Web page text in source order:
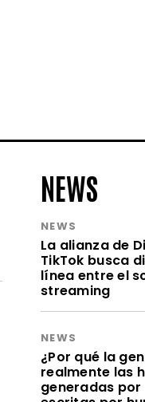
NEWS
NEWS
La alianza de
TikTok busca
línea entre el
streaming
NEWS
¿Por qué la
realmente las
generadas por